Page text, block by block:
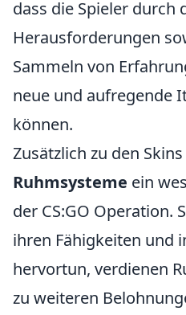
dass die Spieler durch
Herausforderungen
Sammeln von
neue und aufregende
können.
Zusätzlich zu den
Ruhmsysteme ein
der CS:GO Operation.
ihren Fähigkeiten und
hervortun, verdienen
zu weiteren